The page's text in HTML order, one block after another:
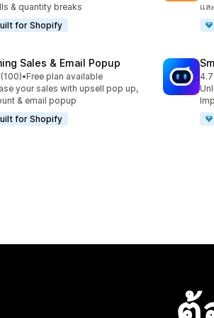
& quantity breaks
for Shopify
แล
Sales & Email Popup
ม 5 ดาว
(100)
100 รีวิว
•Free plan available
your sales with upsell pop up,
& email popup
for Shopify
4.7
ทั้ง